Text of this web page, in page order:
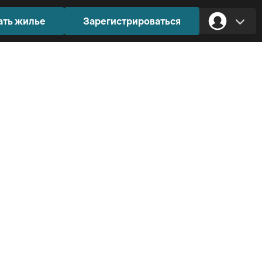
жилье Зарегистрироваться